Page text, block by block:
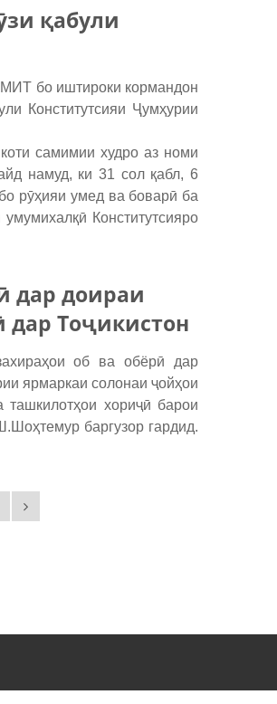
қабули
бо иштироки кормандон
Конститутсияи Ҷумҳурии
самимии худро аз номи
намуд, ки 31 сол қабл, 6
рӯҳияи умед ва боварӣ ба
Конститутсияро
дар доираи
Тоҷикистон
об ва обёрӣ дар
ярмаркаи солонаи ҷойҳои
хориҷӣ барои
баргузор гардид.